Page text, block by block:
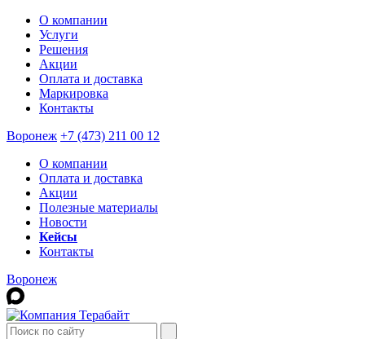
О компании
Услуги
Решения
Акции
Оплата и доставка
Маркировка
Контакты
Воронеж +7 (473) 211 00 12
О компании
Оплата и доставка
Акции
Полезные материалы
Новости
Кейсы
Контакты
Воронеж